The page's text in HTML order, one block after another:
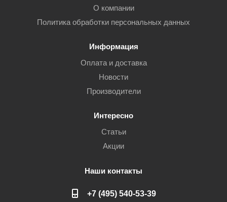
О компании
Политика обработки персональных данных
Информация
Оплата и доставка
Новости
Производители
Интересно
Статьи
Акции
Наши контакты
+7 (495) 540-53-39